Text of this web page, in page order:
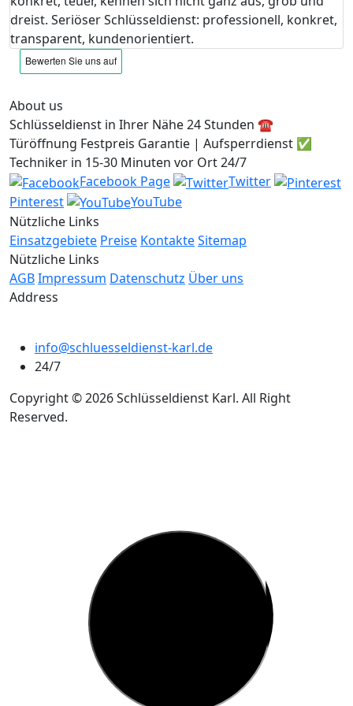
dreist. Seriöser Schlüsseldienst: professionell, konkret,
transparent, kundenorientiert.
About us
Schlüsseldienst in Ihrer Nähe 24 Stunden ☎️
Türöffnung Festpreis Garantie | Aufsperrdienst ✅
Techniker in 15-30 Minuten vor Ort 24/7
Facebook Page
Twitter
Pinterest
YouTube
Nützliche Links
Einsatzgebiete Preise KontakteSitemap
Nützliche Links
AGBImpressum Datenschutz Über uns
Address
info@schluesseldienst-karl.de
24/7
Copyright © 2026 Schlüsseldienst Karl. All Right
Reserved.